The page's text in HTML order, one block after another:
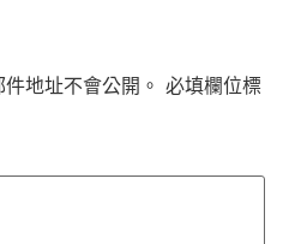
地址不會公開。 必填欄位標